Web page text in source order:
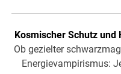
Kosmischer Schutz
Ob gezielter
Energievampirismus: